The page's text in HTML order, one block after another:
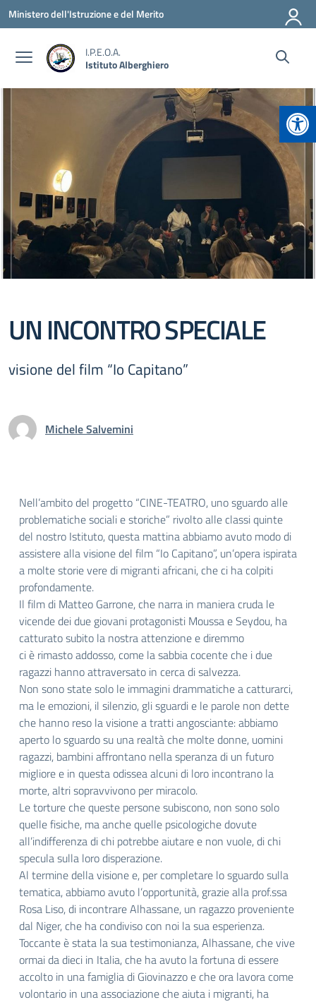
Vai ai contenuti
Vai al menu di navigazione
Vai al footer
Ministero dell'Istruzione e del Merito
I.P.E.O.A.
Istituto Alberghiero
UN INCONTRO SPECIALE
visione del film “Io Capitano”
Michele Salvemini
Nell’ambito del progetto “CINE-TEATRO, uno sguardo alle
problematiche sociali e storiche” rivolto alle classi quinte
del nostro Istituto, questa mattina abbiamo avuto modo di
assistere alla visione del film “Io Capitano”, un’opera ispirata
a molte storie vere di migranti africani, che ci ha colpiti
profondamente.
Il film di Matteo Garrone, che narra in maniera cruda le
vicende dei due giovani protagonisti Moussa e Seydou, ha
catturato subito la nostra attenzione e diremmo
ci è rimasto addosso, come la sabbia cocente che i due
ragazzi hanno attraversato in cerca di salvezza.
Non sono state solo le immagini drammatiche a catturarci,
ma le emozioni, il silenzio, gli sguardi e le parole non dette
che hanno reso la visione a tratti angosciante: abbiamo
aperto lo sguardo su una realtà che molte donne, uomini
ragazzi, bambini affrontano nella speranza di un futuro
migliore e in questa odissea alcuni di loro incontrano la
morte, altri sopravvivono per miracolo.
Le torture che queste persone subiscono, non sono solo
quelle fisiche, ma anche quelle psicologiche dovute
all’indifferenza di chi potrebbe aiutare e non vuole, di chi
specula sulla loro disperazione.
Al termine della visione e, per completare lo sguardo sulla
tematica, abbiamo avuto l’opportunità, grazie alla prof.ssa
Rosa Liso, di incontrare Alhassane, un ragazzo proveniente
dal Niger, che ha condiviso con noi la sua esperienza.
Toccante è stata la sua testimonianza, Alhassane, che vive
ormai da dieci in Italia, che ha avuto la fortuna di essere
accolto in una famiglia di Giovinazzo e che ora lavora come
volontario in una associazione che aiuta i migranti, ha